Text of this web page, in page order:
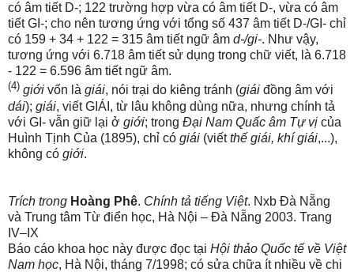
có âm tiết D-; 122 trường hợp vừa có âm tiết D-, vừa có âm
tiết GI-; cho nên tương ứng với tổng số 437 âm tiết D-/GI- chỉ
có 159 + 34 + 122 = 315 âm tiết ngữ âm d-/gi-. Như vậy,
tương ứng với 6.718 âm tiết sử dụng trong chữ viết, là 6.718
- 122 = 6.596 âm tiết ngữ âm.
(4) giới vốn là giái, nói trại do kiêng tránh (giái đồng âm với
dái); giái, viết GIÁI, từ lâu không dùng nữa, nhưng chính tả
với GI- vẫn giữ lại ở giới; trong Đại Nam Quấc âm Tự vị của
Huình Tịnh Của (1895), chỉ có giái (viếtthế giái, khí giái,...),
không có giới.
Trích trong Hoàng Phê. Chính tả tiếng Việt. Nxb Đà Nẵng
và Trung tâm Từ điển học, Hà Nội – Đà Nẵng 2003. Trang
IV–IX
Báo cáo khoa học này được đọc tại Hội thảo Quốc tế về Việt
Nam học, Hà Nội, tháng 7/1998; có sửa chữa ít nhiều về chi